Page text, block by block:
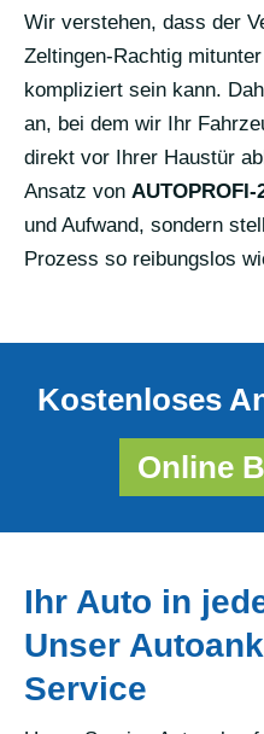
Wir verstehen, dass der
Zeltingen-Rachtig
kompliziert sein kann.
an, bei dem wir Ihr
direkt vor Ihrer Haustür
Ansatz von AUTOPROFI-
und Aufwand, sondern
Prozess so reibungslos
Kostenloses
Online
Ihr Auto in
Unser
Service